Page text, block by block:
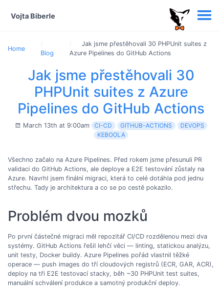
Vojta Biberle
Home
Blog
Jak jsme přestěhovali 30 PHPUnit suites z
Azure Pipelines do GitHub Actions
Jak jsme přestěhovali 30
PHPUnit suites z Azure
Pipelines do GitHub Actions
March 13th at 9:00am CI-CD GITHUB-ACTIONS
DEVOPS
KEBOOLA
Všechno začalo na Azure Pipelines. Před rokem jsme přesunuli PR
validaci do GitHub Actions, ale deploye a E2E testování zůstaly na
Azure. Navrhl jsem finální migraci, která to celé dotáhla pod jednu
střechu. Tady je architektura a co se po cestě pokazilo.
Problém dvou mozků
Po první částečné migraci měl repozitář CI/CD rozdělenou mezi dva
systémy. GitHub Actions řešil lehčí věci — linting, statickou analýzu,
unit testy, Docker buildy. Azure Pipelines pořád vlastnil těžké
operace — push images do tří cloudových registrů (ECR, GAR, ACR),
deploy na tři E2E testovací stacky, běh ~30 PHPUnit test suites,
manuální schválení produkce a samotný produkční deploy.